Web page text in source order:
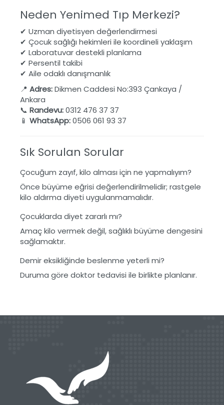
Neden Yenimed Tıp Merkezi?
✔ Uzman diyetisyen değerlendirmesi
✔ Çocuk sağlığı hekimleri ile koordineli yaklaşım
✔ Laboratuvar destekli planlama
✔ Persentil takibi
✔ Aile odaklı danışmanlık
📍 Adres:Dikmen Caddesi No:393 Çankaya /
Ankara
📞 Randevu:0312 476 37 37
📱 WhatsApp:0506 061 93 37
Sık Sorulan Sorular
Çocuğum zayıf, kilo alması için ne yapmalıyım?
Önce büyüme eğrisi değerlendirilmelidir; rastgele
kilo aldırma diyeti uygulanmamalıdır.
Çocuklarda diyet zararlı mı?
Amaç kilo vermek değil, sağlıklı büyüme dengesini
sağlamaktır.
Demir eksikliğinde beslenme yeterli mi?
Duruma göre doktor tedavisi ile birlikte planlanır.